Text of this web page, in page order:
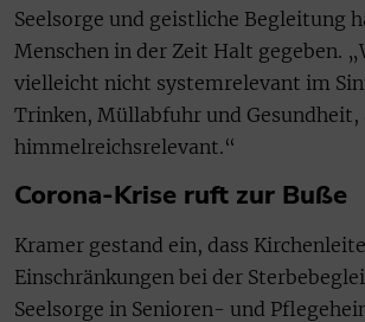
Seelsorge und geistliche Begleitung
Menschen in der Zeit Halt gegeben.
vielleicht nicht systemrelevant im
Trinken, Müllabfuhr und Gesundheit,
himmelreichsrelevant.“
Corona-Krise ruft zur Buße
Kramer gestand ein, dass
Einschränkungen bei der
Seelsorge in Senioren- und